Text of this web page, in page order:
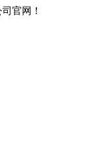
官网！